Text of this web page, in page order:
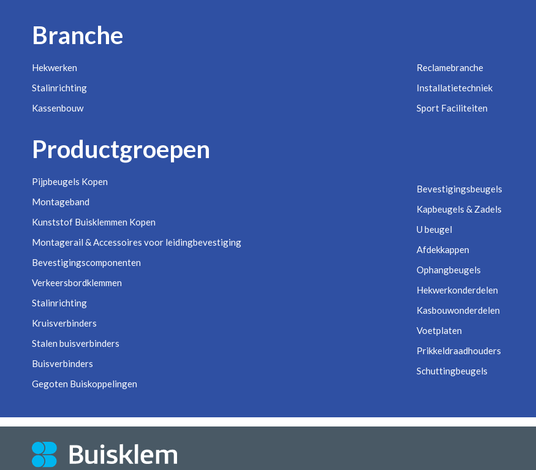
Branche
Hekwerken
Stalinrichting
Kassenbouw
Reclamebranche
Installatietechniek
Sport Faciliteiten
Productgroepen
Pijpbeugels Kopen
Montageband
Kunststof Buisklemmen Kopen
Montagerail & Accessoires voor leidingbevestiging
Bevestigingscomponenten
Verkeersbordklemmen
Stalinrichting
Kruisverbinders
Stalen buisverbinders
Buisverbinders
Gegoten Buiskoppelingen
Bevestigingsbeugels
Kapbeugels & Zadels
U beugel
Afdekkappen
Ophangbeugels
Hekwerkonderdelen
Kasbouwonderdelen
Voetplaten
Prikkeldraadhouders
Schuttingbeugels